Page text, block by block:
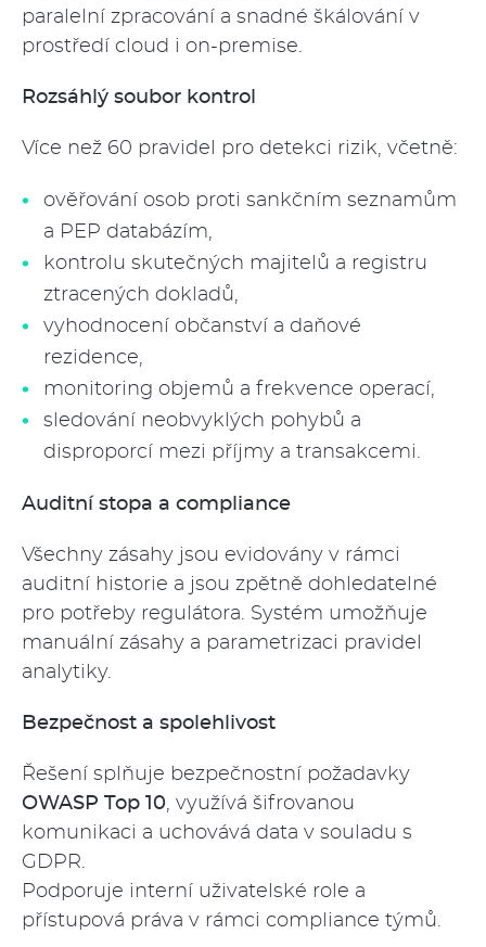
paralelní zpracování a snadné škálování v
prostředí cloud i on-premise.
Rozsáhlý soubor kontrol
Více než 60 pravidel pro detekci rizik, včetně:
ověřování osob proti sankčním seznamům
a PEP databázím,
kontrolu skutečných majitelů a registru
ztracených dokladů,
vyhodnocení občanství a daňové
rezidence,
monitoring objemů a frekvence operací,
sledování neobvyklých pohybů a
disproporcí mezi příjmy a transakcemi.
Auditní stopa a compliance
Všechny zásahy jsou evidovány v rámci
auditní historie a jsou zpětně dohledatelné
pro potřeby regulátora. Systém umožňuje
manuální zásahy a parametrizaci pravidel
analytiky.
Bezpečnost a spolehlivost
Řešení splňuje bezpečnostní požadavky
OWASP Top 10, využívá šifrovanou
komunikaci a uchovává data v souladu s
GDPR.
Podporuje interní uživatelské role a
přístupová práva v rámci compliance týmů.